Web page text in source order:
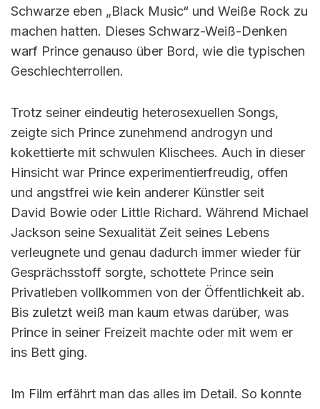
Schwarze eben „Black Music“ und Weiße Rock zu
machen hatten. Dieses Schwarz-Weiß-Denken
warf Prince genauso über Bord, wie die typischen
Geschlechterrollen.
Trotz seiner eindeutig heterosexuellen Songs,
zeigte sich Prince zunehmend androgyn und
kokettierte mit schwulen Klischees. Auch in dieser
Hinsicht war Prince experimentierfreudig, offen
und angstfrei wie kein anderer Künstler seit
David Bowie oder Little Richard. Während Michael
Jackson seine Sexualität Zeit seines Lebens
verleugnete und genau dadurch immer wieder für
Gesprächsstoff sorgte, schottete Prince sein
Privatleben vollkommen von der Öffentlichkeit ab.
Bis zuletzt weiß man kaum etwas darüber, was
Prince in seiner Freizeit machte oder mit wem er
ins Bett ging.
Im Film erfährt man das alles im Detail. So konnte